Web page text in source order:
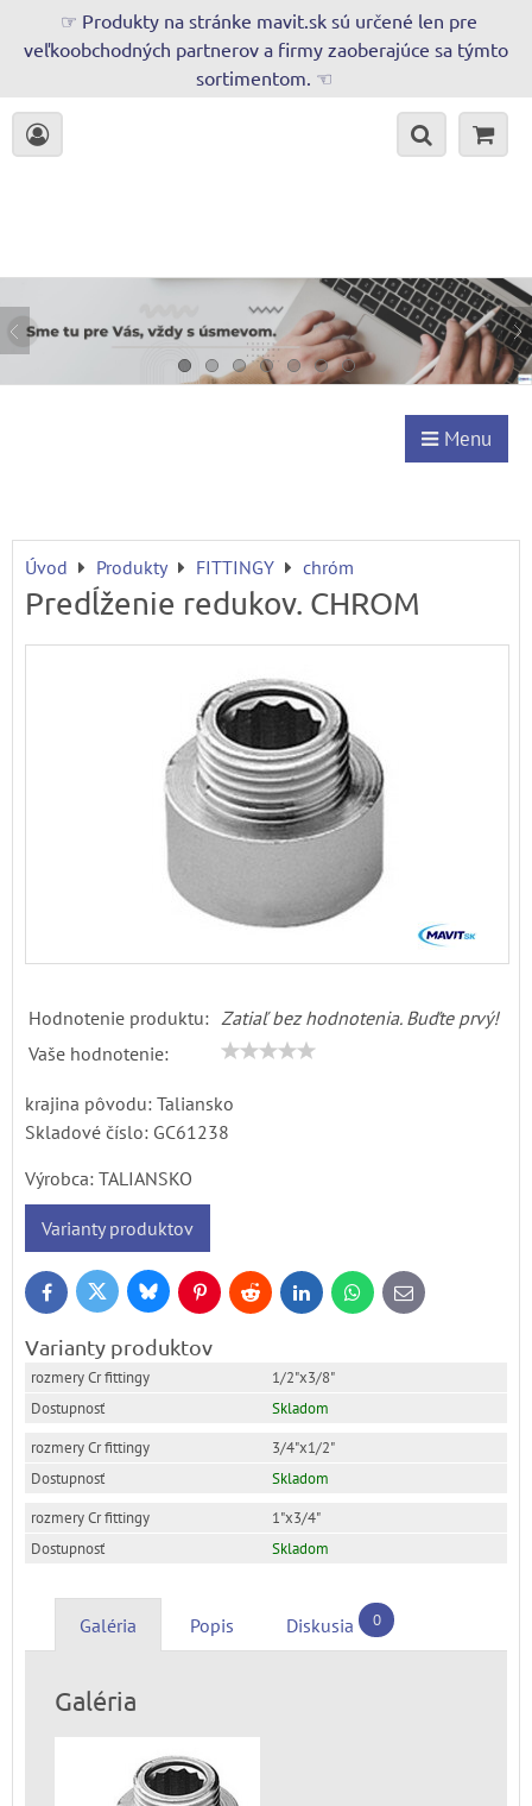
☞ Produkty na stránke mavit.sk sú určené len pre
veľkoobchodných partnerov a firmy zaoberajúce sa týmto
sortimentom. ☜
Menu
Úvod Produkty FITTINGY chróm
Predĺženie redukov. CHROM
Hodnotenie produktu: Zatiaľ bez hodnotenia. Buďte prvý!
Vaše hodnotenie:
krajina pôvodu: Taliansko
Skladové číslo: GC61238
Výrobca: TALIANSKO
Varianty produktov
FacebookTwitter BlueskyPinterestReddit LinkedInWhatsApp
E-
mail
Varianty produktov
1/2"x3/8"
Skladom
3/4"x1/2"
Skladom
1"x3/4"
Skladom
Galéria Popis Diskusia 0
Galéria